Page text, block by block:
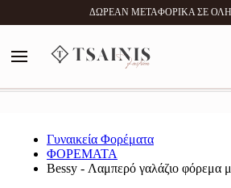
ΔΩΡΕΑΝ ΜΕΤΑΦΟΡΙΚΑ ΣΕ
MENU
Γυναικεία Φορέματα
ΦΟΡΕΜΑΤΑ
Bessy - Λαμπερό γαλάζιο φόρεμα